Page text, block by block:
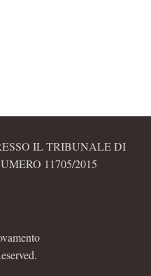
IL TRIBUNALE DI
11705/2015